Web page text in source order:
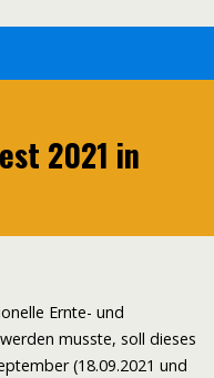
2021 in
Ernte- und
musste, soll dieses
(18.09.2021 und